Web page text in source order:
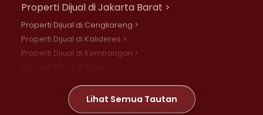
Properti Dijual di Jakarta Barat >
Properti Dijual di Cengkareng >
Properti Dijual di Kalideres >
Properti Dijual di Kembangan >
Properti Dijual di Meruya >
Properti Dijual di Jelambar >
Lihat Semua Tautan